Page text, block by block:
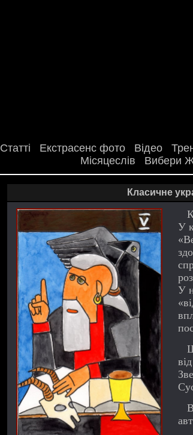
Статті Екстрасенс фото Відео
Місяцеслів
Вибери
Класичне
У
У